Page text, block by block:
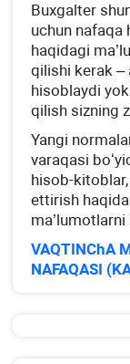
Buхgalter
uchun
haqidagi
qilishi kerak –
hisoblaydi
qilish sizning
Yangi
varaqasi
hisob-
ettirish
VAQTINChA
NAFAQASI